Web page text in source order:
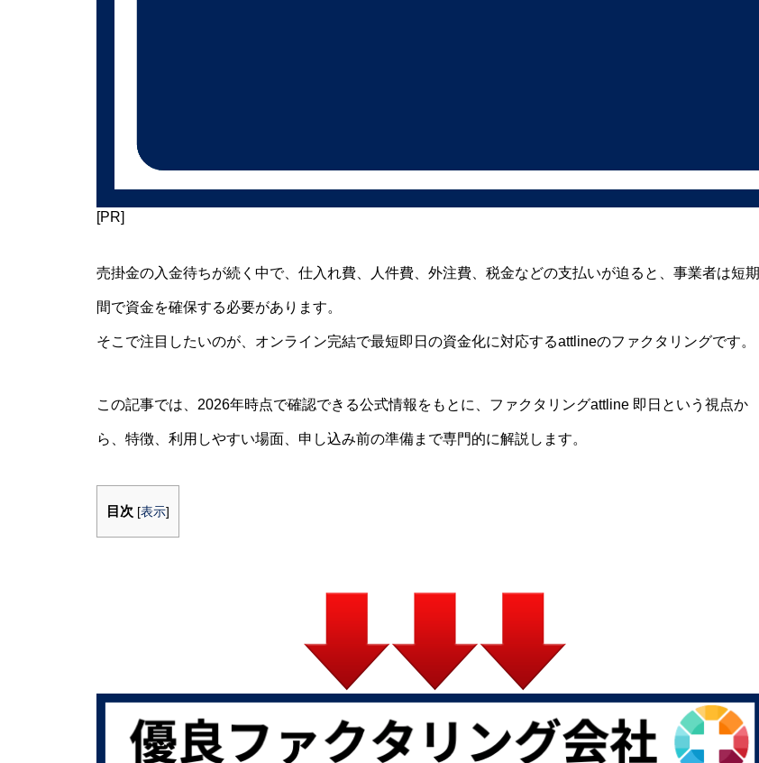
[PR]
売掛金の入金待ちが続く中で、仕入れ費、人件費、外注費、税金などの支払いが迫ると、事業者は短期
間で資金を確保する必要があります。
そこで注目したいのが、オンライン完結で最短即日の資金化に対応するattlineのファクタリングです。
この記事では、2026年時点で確認できる公式情報をもとに、ファクタリングattline 即日という視点か
ら、特徴、利用しやすい場面、申し込み前の準備まで専門的に解説します。
目次 [表示]